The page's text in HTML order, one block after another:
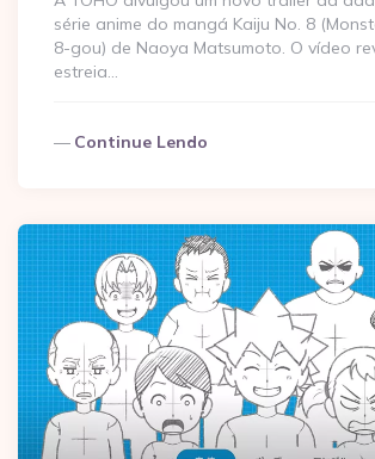
série anime do mangá Kaiju No. 8
8-gou) de Naoya Matsumoto. O vídeo
estreia…
Continue Lendo